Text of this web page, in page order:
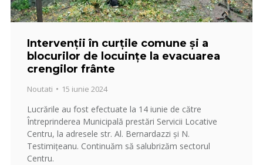
Intervenții în curțile comune și a
blocurilor de locuințe la evacuarea
crengilor frânte
Noutati 15 iunie 2024
Lucrările au fost efectuate la 14 iunie de către
Întreprinderea Municipală prestări Servicii Locative
Centru, la adresele str. Al. Bernardazzi și N.
Testimițeanu. Continuăm să salubrizăm sectorul
Centru.